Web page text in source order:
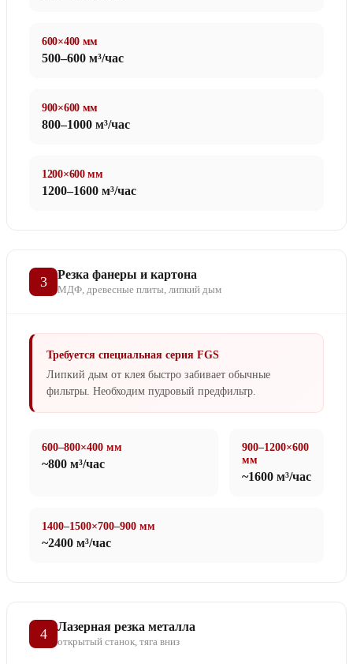
600×400 мм
500–600 м³/час
900×600 мм
800–1000 м³/час
1200×600 мм
1200–1600 м³/час
3 Резка фанеры и картона
МДФ, древесные плиты, липкий дым
Требуется специальная серия FGS
Липкий дым от клея быстро забивает обычные
фильтры. Необходим пудровый предфильтр.
600–800×400 мм
~800 м³/час
900–1200×600
мм
~1600 м³/час
1400–1500×700–900 мм
~2400 м³/час
4 Лазерная резка металла
открытый станок, тяга вниз